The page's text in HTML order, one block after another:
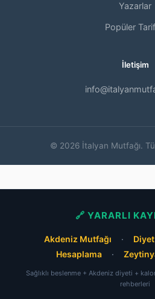
Yazarlar
Popüler
İletişim
© 2026 İtalyan Mutfağı.
🔗 YARARLI
Akdeniz Mutfağı ·
Hesaplama
·
Sağlıklı beslenme + Akdeniz diyeti +
rehberleri